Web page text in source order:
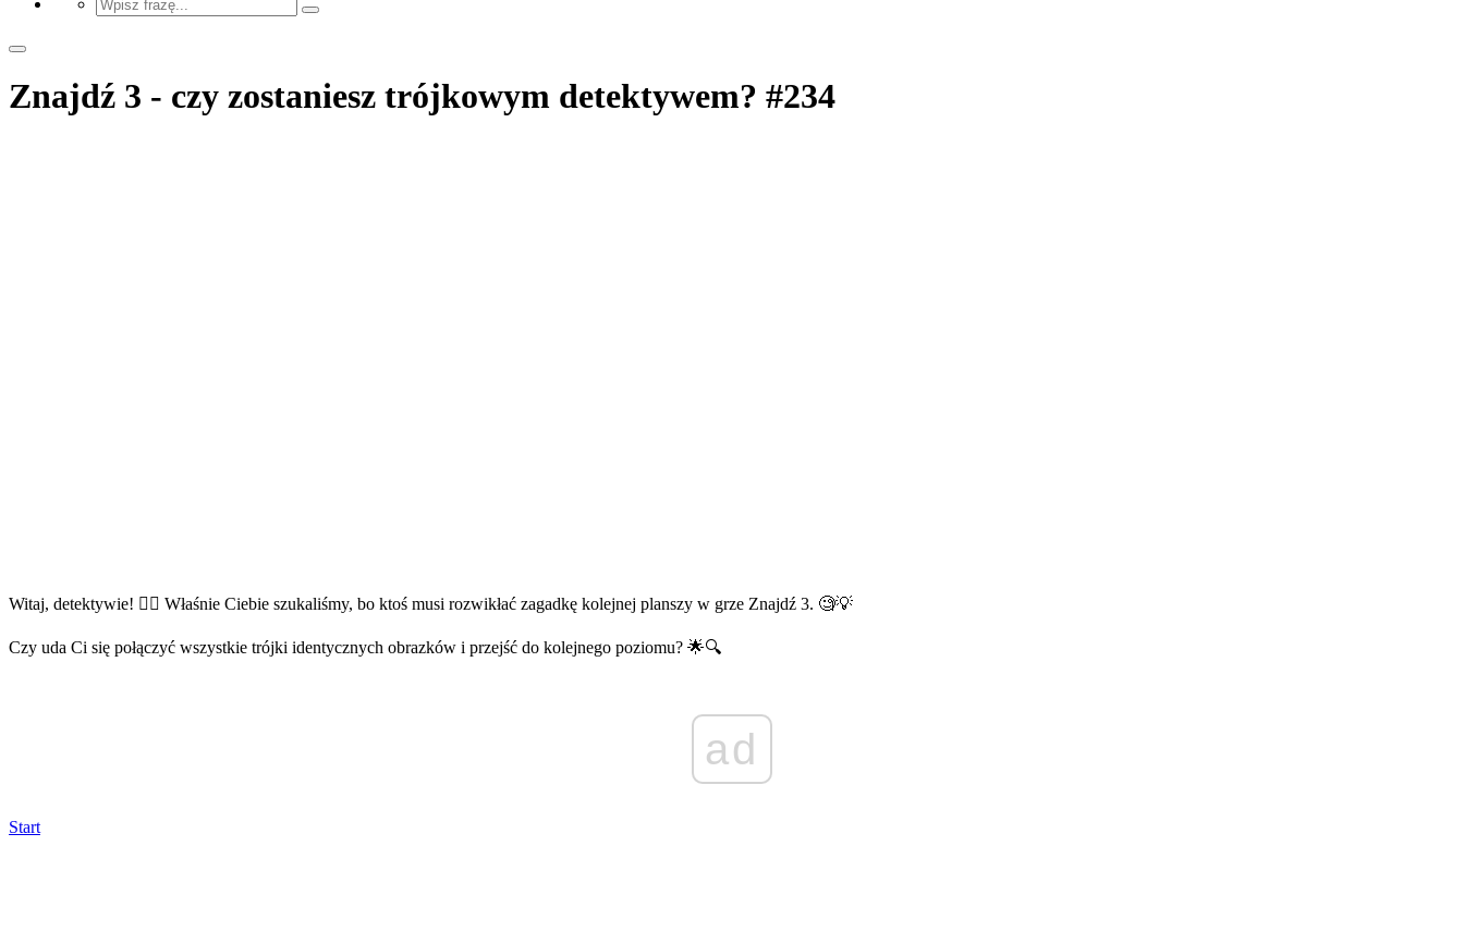
Znajdź 3 - czy zostaniesz trójkowym detektywem? #234
Witaj, detektywie! 🕵️‍♂️ Właśnie Ciebie szukaliśmy, bo ktoś musi rozwikłać zagadkę kolejnej planszy w grze Znajdź 3. 🧐💡
Czy uda Ci się połączyć wszystkie trójki identycznych obrazków i przejść do kolejnego poziomu? 🌟🔍
ad
Start